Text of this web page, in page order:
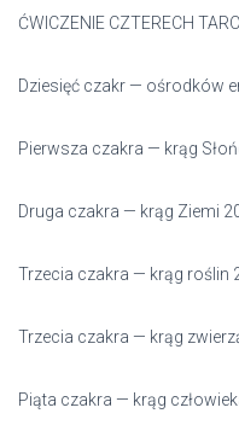
ĆWICZENIE CZTERECH
Dziesięć czakr — ośrodków
Pierwsza czakra — krąg
Druga czakra — krąg Ziemi
Trzecia czakra — krąg roślin
Trzecia czakra — krąg
Piąta czakra — krąg